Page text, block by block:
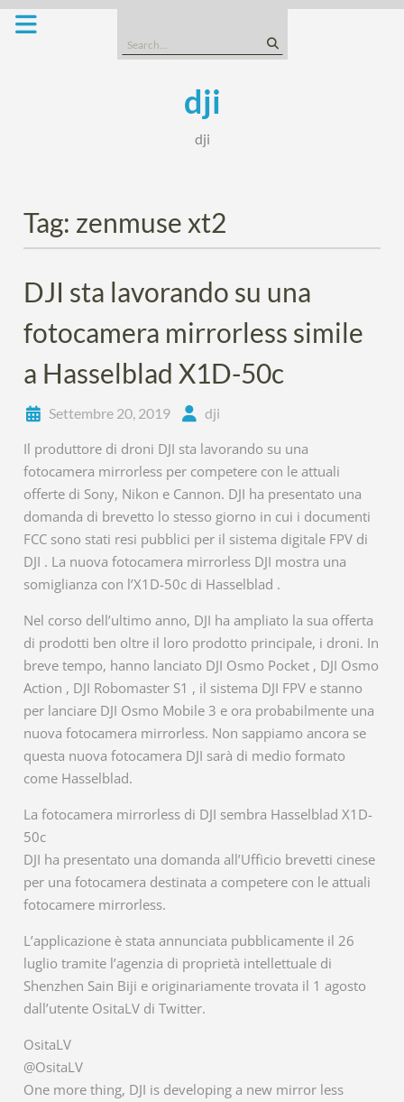
Skip
Search
for:
dji
dji
Tag: zenmuse xt2
DJI sta lavorando su una
fotocamera mirrorless simile
a Hasselblad X1D-50c
Settembre 20, 2019 dji
Il produttore di droni DJI sta lavorando su una
fotocamera mirrorless per competere con le attuali
offerte di Sony, Nikon e Cannon. DJI ha presentato una
domanda di brevetto lo stesso giorno in cui i documenti
FCC sono stati resi pubblici per il sistema digitale FPV di
DJI . La nuova fotocamera mirrorless DJI mostra una
somiglianza con l’X1D-50c di Hasselblad .
Nel corso dell’ultimo anno, DJI ha ampliato la sua offerta
di prodotti ben oltre il loro prodotto principale, i droni. In
breve tempo, hanno lanciato DJI Osmo Pocket , DJI Osmo
Action , DJI Robomaster S1 , il sistema DJI FPV e stanno
per lanciare DJI Osmo Mobile 3 e ora probabilmente una
nuova fotocamera mirrorless. Non sappiamo ancora se
questa nuova fotocamera DJI sarà di medio formato
come Hasselblad.
La fotocamera mirrorless di DJI sembra Hasselblad X1D-
50c
DJI ha presentato una domanda all’Ufficio brevetti cinese
per una fotocamera destinata a competere con le attuali
fotocamere mirrorless.
L’applicazione è stata annunciata pubblicamente il 26
luglio tramite l’agenzia di proprietà intellettuale di
Shenzhen Sain Biji e originariamente trovata il 1 agosto
dall’utente OsitaLV di Twitter.
OsitaLV
@OsitaLV
One more thing, DJI is developing a new mirror less